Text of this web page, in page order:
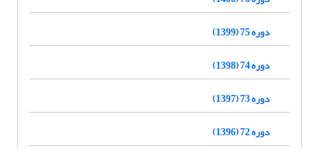
دوره 75 (1399)
دوره 74 (1398)
دوره 73 (1397)
دوره 72 (1396)